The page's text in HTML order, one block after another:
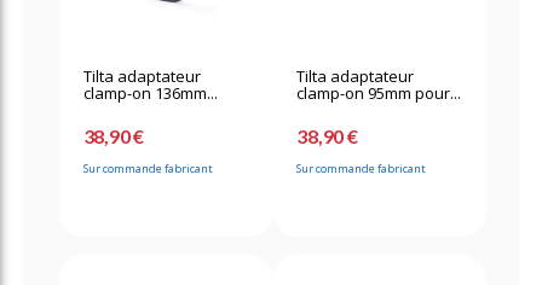
Tilta adaptateur
clamp-on 136mm...
38,90 €
Sur commande fabricant
Tilta adaptateur
clamp-on 95mm pour...
38,90 €
Sur commande fabricant